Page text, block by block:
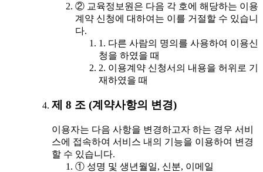
② 교육정보원은 다음 각 호에 해당하는 이용
계약 신청에 대하여는 이를 거절할 수 있습니
다.
1. 다른 사람의 명의를 사용하여 이용신
청을 하였을 때
2. 이용계약 신청서의 내용을 허위로 기
재하였을 때
제 8 조 (계약사항의 변경)
이용자는 다음 사항을 변경하고자 하는 경우 서비
스에 접속하여 서비스 내의 기능을 이용하여 변경
할 수 있습니다.
① 성명 및 생년월일, 신분, 이메일